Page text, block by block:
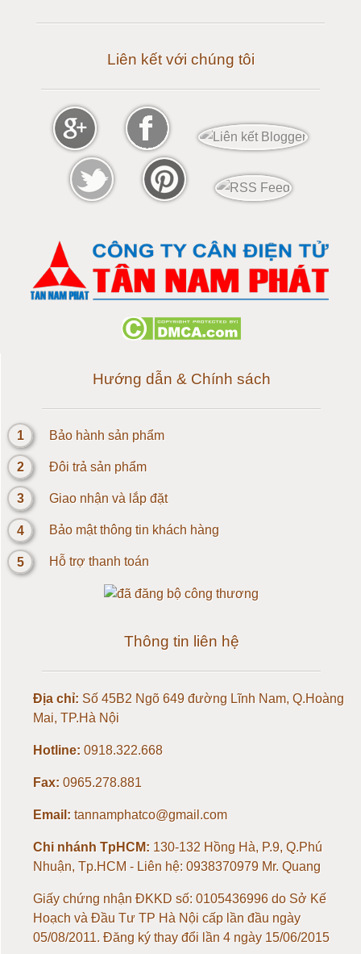
Cân điện tử 50 tấn
Cân điện tử 60 tấn
Cân điện tử 80 tấn
Cân điện tử 100 tấn
Cân điện tử 120 tấn
Cân điện tử 150 tấn
Loadcell 300g
Cảm biến Loadcell 2kg
Loadcell 3kg
Loadcell 5kg
Loadcell 10kg
Loadcell 20kg
Loadcell 100kg
Loadcell 150kg
Loadcell 200kg
Loadcell 500kg
Loadcell 1 tấn
Liên kết với chúng tôi
Hướng dẫn & Chính sách
1 Bảo hành sản phẩm
2 Đôi trả sản phẩm
3 Giao nhận và lắp đặt
4 Bảo mật thông tin khách hàng
5 Hỗ trợ thanh toán
Thông tin liên hệ
Địa chỉ: Số 45B2 Ngõ 649 đường Lĩnh Nam, Q.Hoàng
Mai, TP.Hà Nội
Hotline: 0918.322.668
Fax: 0965.278.881
Email: tannamphatco@gmail.com
Chi nhánh TpHCM: 130-132 Hồng Hà, P.9, Q.Phú
Nhuận, Tp.HCM - Liên hệ: 0938370979 Mr. Quang
Giấy chứng nhận ĐKKD số: 0105436996 do Sở Kế
Hoạch và Đầu Tư TP Hà Nội cấp lần đầu ngày
05/08/2011. Đăng ký thay đổi lần 4 ngày 15/06/2015